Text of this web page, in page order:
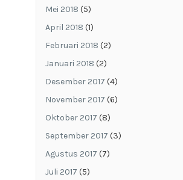
Mei 2018 (5)
April 2018 (1)
Februari 2018 (2)
Januari 2018 (2)
Desember 2017 (4)
November 2017 (6)
Oktober 2017 (8)
September 2017 (3)
Agustus 2017 (7)
Juli 2017 (5)